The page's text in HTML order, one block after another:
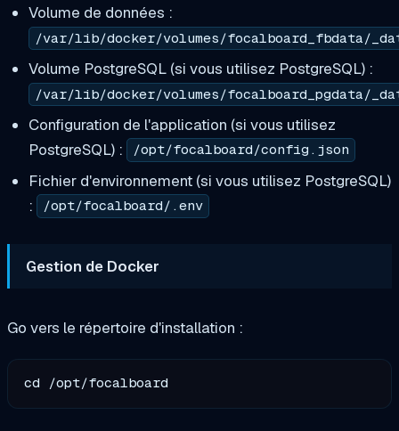
Volume de données :
/var/lib/docker/volumes/focalboard_fbdata/
Volume PostgreSQL (si vous utilisez PostgreSQL) :
/var/lib/docker/volumes/focalboard_pgdata/
Configuration de l'application (si vous utilisez
PostgreSQL) :
/opt/focalboard/config.json
Fichier d'environnement (si vous utilisez PostgreSQL)
:
/opt/focalboard/.env
Gestion de Docker
Go vers le répertoire d'installation :